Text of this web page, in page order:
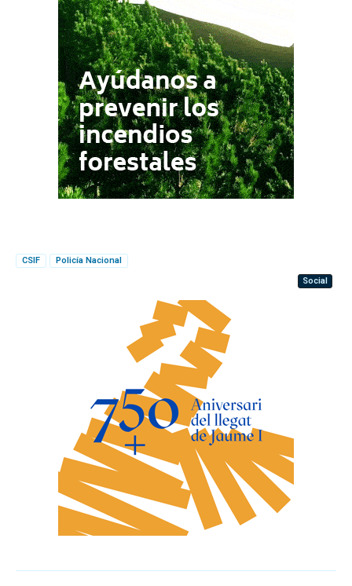
CSIF
Policía Nacional
Social